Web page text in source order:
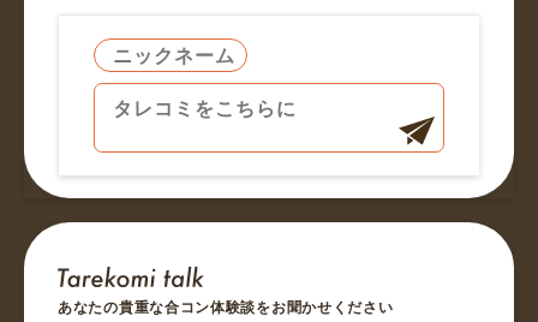
あなたの貴重な合コン体験談をお聞かせください